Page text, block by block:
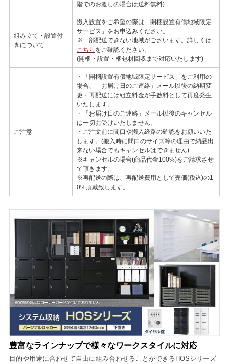
階でのお渡しの場合は送料無料)
組み立て・設置付
きについて
搬入設置をご希望の際は「開梱設置有償地域限定
サービス」をお申込みください。
※一部配送できない地域がございます。詳しくは
こちら をご確認ください。
(開梱・設置・梱包材回収まで対応いたします)
ご注意
・「開梱設置有償地域限定サービス」をご利用の
場合、「お届け日のご連絡」メール以後の納期変
更・再配送には組立料金が手数料として再度発生
いたします。
・「お届け日のご連絡」メール以後のキャンセル
は一切お受けいたしません。
・ご注文前に間口や搬入経路の確認をお願いいた
します。(搬入時に間口のサイズ等の理由で納品出
来ない場合でもキャンセルはできません)
※キャンセルの場合(商品代金100%)をご請求させ
て頂きます。
※再配送の際は、再配送費用として売価(税込)の1
0%頂戴致します。
豊富なラインナップで様々なワークスタイルに対応
目的や用途に合わせて自由に組み合わせることができるHOSシリーズ